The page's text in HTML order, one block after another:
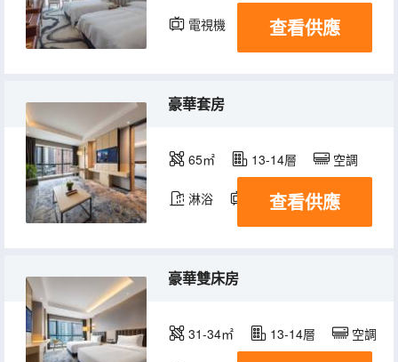
電視機 查看供應
豪華套房
65㎡ 13-14層 空調
淋浴 電視機
查看供應
豪華雙床房
31-34㎡ 13-14層 空調